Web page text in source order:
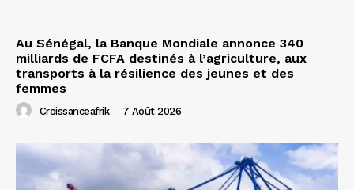
Au Sénégal, la Banque Mondiale annonce 340
milliards de FCFA destinés à l’agriculture, aux
transports à la résilience des jeunes et des
femmes
Croissanceafrik - 7 Août 2026